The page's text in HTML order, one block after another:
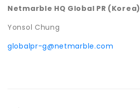
Netmarble HQ Global PR (Korea)
Yonsol Chung
globalpr-g@netmarble.com